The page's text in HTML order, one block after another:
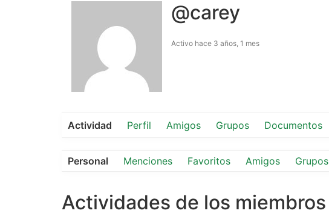
@carey
Activo hace 3 años, 1 mes
Actividad Perfil Amigos Grupos Documentos
Personal Menciones Favoritos Amigos Grupos
Actividades de los miembros